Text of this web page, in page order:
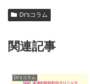
Dr'sコラム
関連記事
Dr'sコラム